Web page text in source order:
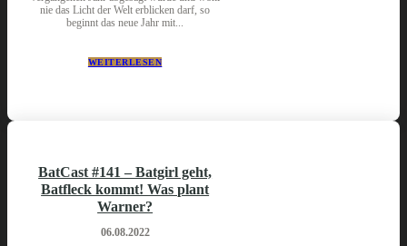
nie das Licht der Welt erblicken darf, so
beginnt das neue Jahr mit...
WEITERLESEN
BatCast #141 – Batgirl geht,
Batfleck kommt! Was plant
Warner?
06.08.2022